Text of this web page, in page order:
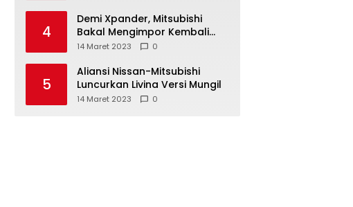
4
Demi Xpander, Mitsubishi
Bakal Mengimpor Kembali
Pajero Sport
14 Maret 2023 0
5
Aliansi Nissan-Mitsubishi
Luncurkan Livina Versi Mungil
14 Maret 2023 0